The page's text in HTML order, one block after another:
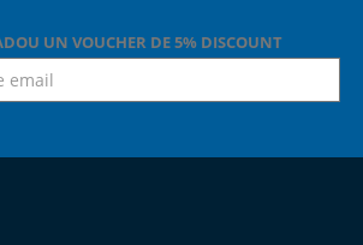
UN VOUCHER DE 5% DISCOUNT